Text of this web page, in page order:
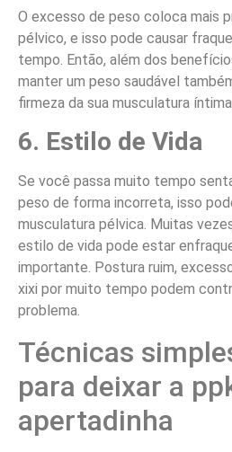
O excesso de peso coloca mais
pélvico, e isso pode causar
tempo. Então, além dos
manter um peso saudável
firmeza da sua musculatura
6. Estilo de Vida
Se você passa muito tempo
peso de forma incorreta, isso
musculatura pélvica. Muitas
estilo de vida pode estar
importante. Postura ruim,
xixi por muito tempo podem
problema.
Técnicas
para deixar a
apertadinha